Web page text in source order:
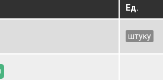
Ед.
штуку